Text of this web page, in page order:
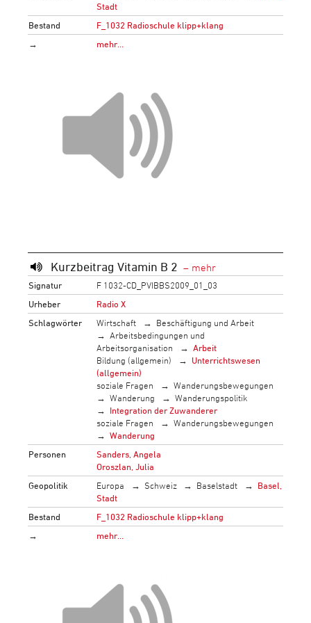
Stadt
Bestand
F_1032 Radioschule klipp+klang
→
mehr…
Kurzbeitrag Vitamin B 2
Signatur
F 1032-CD_PVIBBS2009_01_03
Urheber
Radio X
Schlagwörter
Wirtschaft
Beschäftigung und Arbeit
Arbeitsbedingungen und
Arbeitsorganisation
Arbeit
Bildung (allgemein)
Unterrichtswesen
(allgemein)
soziale Fragen
Wanderungsbewegungen
Wanderung
Wanderungspolitik
Integration der Zuwanderer
soziale Fragen
Wanderungsbewegungen
Wanderung
Personen
Sanders, Angela
Oroszlan, Julia
Geopolitik
Europa Schweiz Baselstadt
Basel,
Stadt
Bestand
F_1032 Radioschule klipp+klang
→
mehr…